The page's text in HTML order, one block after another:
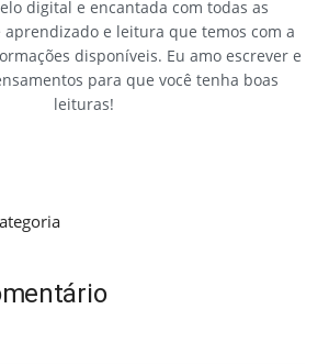
digital e encantada com todas as
e leitura que temos com a
disponíveis. Eu amo escrever e
para que você tenha boas
leituras!